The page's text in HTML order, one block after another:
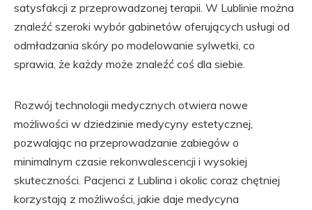
satysfakcji z przeprowadzonej terapii. W Lublinie można
znaleźć szeroki wybór gabinetów oferujących usługi od
odmładzania skóry po modelowanie sylwetki, co
sprawia, że każdy może znaleźć coś dla siebie.
Rozwój technologii medycznych otwiera nowe
możliwości w dziedzinie medycyny estetycznej,
pozwalając na przeprowadzanie zabiegów o
minimalnym czasie rekonwalescencji i wysokiej
skuteczności. Pacjenci z Lublina i okolic coraz chętniej
korzystają z możliwości, jakie daje medycyna